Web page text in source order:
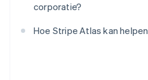
corporatie?
Hoe Stripe Atlas kan helpen